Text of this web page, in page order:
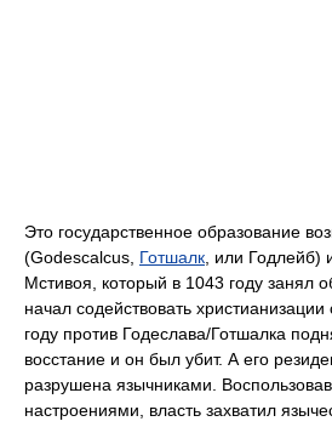
Это государственное образование
(Godescalcus, Готшалк , или Годлейб)
Мстивоя, который в 1043 году занял
начал содействовать
году против Годеслава/Готшалка
восстание и он был убит. А его
разрушена язычниками.
настроениями, власть захватил